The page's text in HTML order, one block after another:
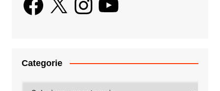
Categorie